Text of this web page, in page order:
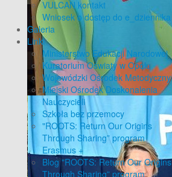
VULCAN kontakt
Wniosek o dostęp do e_dziennika
Galeria
Linki
Ministerstwo Edukacji Narodowej
Kuratorium Oświaty w Opolu
Wojewódzki Ośrodek Metodyczny
Miejski Ośrodek Doskonalenia
Nauczycieli
Szkoła bez przemocy
"ROOTS: Return Our Origins
Through Sharing” program
Erasmus +
Blog "ROOTS: Return Our Origins
Through Sharing” program